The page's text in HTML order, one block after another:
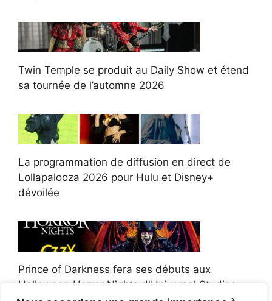
Twin Temple se produit au Daily Show et étend
sa tournée de l’automne 2026
La programmation de diffusion en direct de
Lollapalooza 2026 pour Hulu et Disney+
dévoilée
Prince of Darkness fera ses débuts aux
Halloween Horror Nights d'Universal Studios